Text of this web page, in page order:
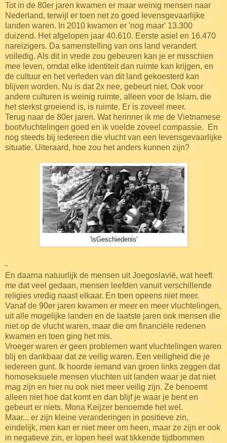
Tot in de 80er jaren kwamen er maar weinig mensen naar
Nederland, terwijl er toen net zo goed levensgevaarlijke
landen waren. In 2010 kwamen er 'nog maar' 13.300
duizend. Het afgelopen jaar 40.610. Eerste asiel en 16.470
nareizigers. Da samenstelling van ons land verandert
volledig. Als dit in vrede zou gebeuren kan je er misschien
mee leven, omdat elke identiteit dan ruimte kan krijgen, en
de cultuur en het verleden van dit land gekoesterd kan
blijven worden. Nu is dat 2x nee, gebeurt niet. Ook voor
andere culturen is weinig ruimte, alleen voor de Islam, die
het sterkst groeiend is, is ruimte. Er is zoveel meer.
Terug naar de 80er jaren. Wat herinner ik me de Vietnamese
bootvluchtelingen goed en ik voelde zoveel compassie. En
nog steeds bij iedereen die vlucht van een levensgevaarlijke
situatie. Uiteraard, hoe zou het anders kunnen zijn?
'isGeschiedenis'
-
En daarna natuurlijk de mensen uit Joegoslavië, wat heeft
me dat veel gedaan, mensen leefden vanuit verschillende
religies vredig naast elkaar. En toen opeens niet meer.
Vanaf de 90er jaren kwamen er meer en meer vluchtelingen,
uit alle mogelijke landen en de laatste jaren ook mensen die
niet op de vlucht waren, maar die om financiële redenen
kwamen en toen ging het mis.
Vroeger waren er geen problemen want vluchtelingen waren
blij en dankbaar dat ze veilig waren. Een veiligheid die je
iedereen gunt. Ik hoorde iemand van groen links zeggen dat
homoseksuele mensen vluchten uit landen waar je dat niet
mag zijn en hier nu ook niet meer veilig zijn. Ze benoemt
alleen niet hoe dat komt en dan blijf je waar je bent en
gebeurt er niets. Mona Keijzer benoemde het wel.
Maar... er zijn kleine veranderingen in positieve zin,
eindelijk, men kan er niet meer om heen, maar ze zijn er ook
in negatieve zin, er lopen heel wat tikkende tijdbommen